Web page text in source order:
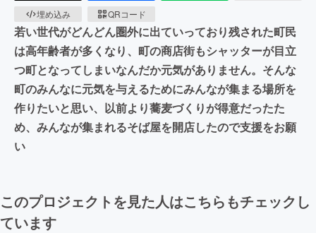
埋め込み
QRコード
若い世代がどんどん圏外に出ていっており残された町民
は高年齢者が多くなり、町の商店街もシャッターが目立
つ町となってしまいなんだか元気がありません。そんな
町のみんなに元気を与えるためにみんなが集まる場所を
作りたいと思い、以前より蕎麦づくりが得意だったた
め、みんなが集まれるそば屋を開店したので支援をお願
い
このプロジェクトを見た人はこちらもチェックし
ています